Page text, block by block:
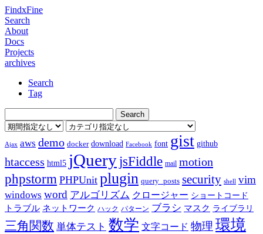
FindxFine
Search
About
Docs
Projects
archives
Search
Tag
Ajax aws demo docker download Facebook font gist github
htaccess html5 jQuery jsFiddle mail motion
phpstorm PHPUnit plugin query_posts security shell vim
windows word アルゴリズム クロージャー ショートコード
トラブル ネットワーク ハック パターン ブラシ マスク ライブラリ
三角関数 単体テスト 数学 文字コード 物理 環境